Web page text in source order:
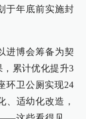
于年底前实施封
进博会筹备为契
累计优化提升3
环卫公厕实现24
、适幼化改造，